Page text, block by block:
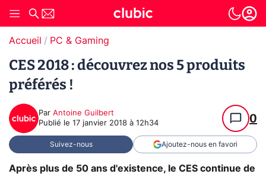
Accueil PC & Gaming
CES 2018 : découvrez nos 5 produits
préférés !
Par Antoine Guilbert
Publié le 17 janvier 2018 à 12h34 0
Suivez-nous Ajoutez-nous en favori
Après plus de 50 ans d'existence, le CES continue de